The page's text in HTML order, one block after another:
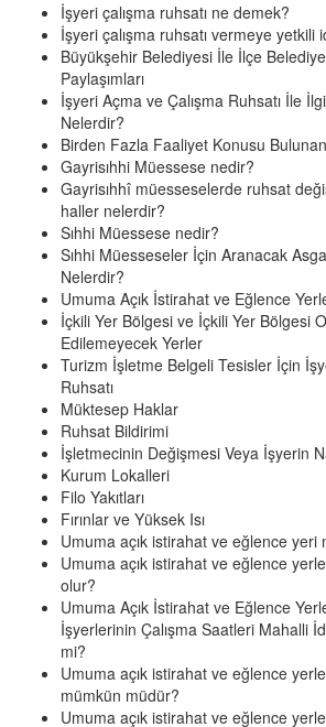
İşyeri çalışma ruhsatı ne demek?
İşyeri çalışma ruhsatı vermeye yetkili
Büyükşehir Belediyesi İle İlçe
Paylaşımları
İşyeri Açma ve Çalışma Ruhsatı İle
Nelerdir?
Birden Fazla Faaliyet Konusu
Gayrisıhhi Müessese nedir?
Gayrisıhhî müesseselerde ruhsat
haller nelerdir?
Sıhhi Müessese nedir?
Sıhhi Müesseseler İçin Aranacak
Nelerdir?
Umuma Açık İstirahat ve Eğlence
İçkili Yer Bölgesi ve İçkili Yer Bölgesi
Edilemeyecek Yerler
Turizm İşletme Belgeli Tesisler İçin
Ruhsatı
Müktesep Haklar
Ruhsat Bildirimi
İşletmecinin Değişmesi Veya İşyerin
Kurum Lokalleri
Filo Yakıtları
Fırınlar ve Yüksek Isı
Umuma açık istirahat ve eğlence yeri
Umuma açık istirahat ve eğlence
olur?
Umuma Açık İstirahat ve Eğlence
İşyerlerinin Çalışma Saatleri Mahalli
mi?
Umuma açık istirahat ve eğlence
mümkün müdür?
Umuma açık istirahat ve eğlence